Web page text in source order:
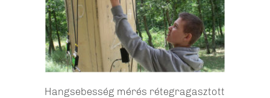
Hangsebesség mérés rétegragasztott